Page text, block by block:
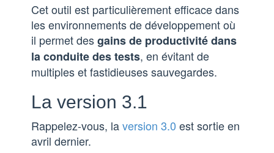
Cet outil est particulièrement efficace dans
les environnements de développement où
il permet desgains de productivité dans
la conduite des tests, en évitant de
multiples et fastidieuses sauvegardes.
La version 3.1
Rappelez-vous, laversion 3.0 est sortie en
avril dernier.